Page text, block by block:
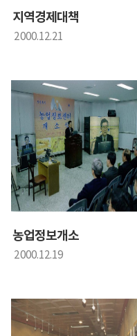
지역경제대책
2000.12.21
농업정보개소
2000.12.19